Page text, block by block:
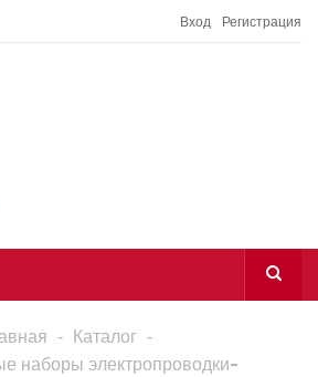
Вход Регистрация
- Каталог -
наборы электропроводки-